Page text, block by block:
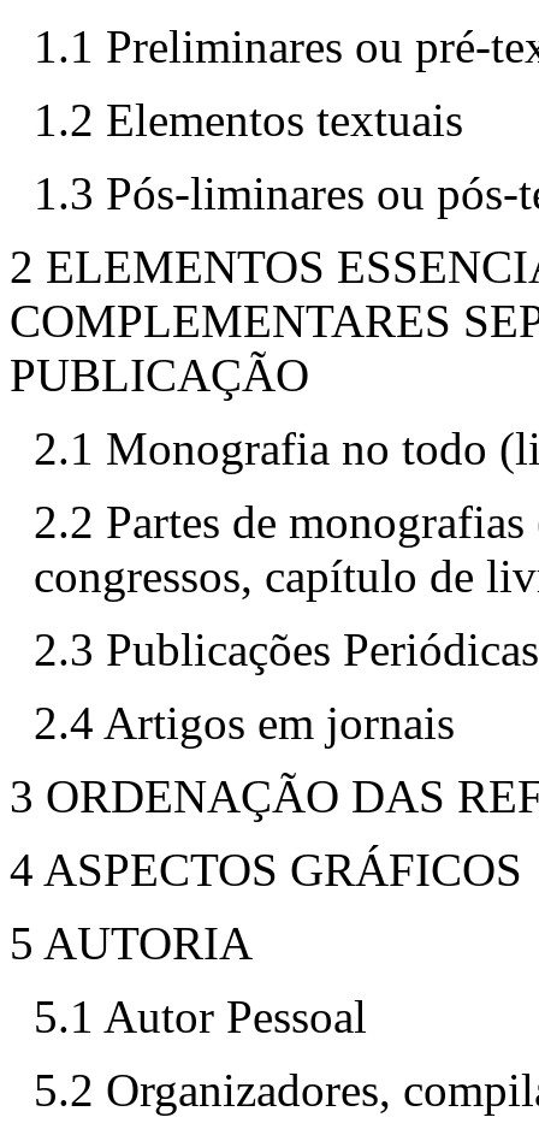
1.1 Preliminares ou pré-
1.2 Elementos textuais
1.3 Pós-liminares ou pós-
2 ELEMENTOS
COMPLEMENTARES
PUBLICAÇÃO
2.1 Monografia no todo
2.2 Partes de
congressos, capítulo de
2.3 Publicações
2.4 Artigos em jornais
3 ORDENAÇÃO DAS
4 ASPECTOS GRÁFICOS
5 AUTORIA
5.1 Autor Pessoal
5.2 Organizadores,